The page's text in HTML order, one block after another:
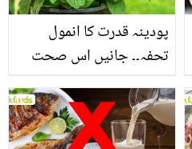
پودینہ قدرت کا انمول
تحفہ۔۔ جانیں اس صحت
انگیز طبی فوائد